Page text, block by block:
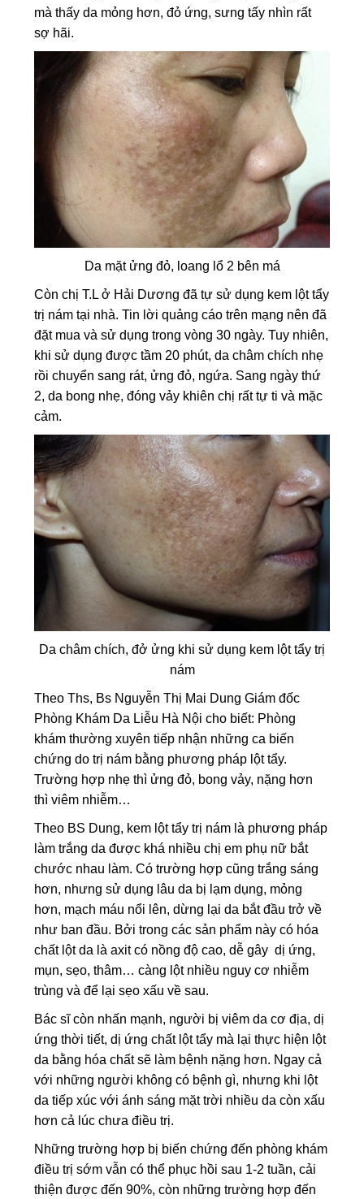
mà thấy da mỏng hơn, đỏ ứng, sưng tấy nhìn rất
sợ hãi.
Da mặt ửng đỏ, loang lổ 2 bên má
Còn chị T.L ở Hải Dương đã tự sử dụng kem lột tẩy
trị nám tại nhà. Tin lời quảng cáo trên mạng nên đã
đặt mua và sử dụng trong vòng 30 ngày. Tuy nhiên,
khi sử dụng được tầm 20 phút, da châm chích nhẹ
rồi chuyển sang rát, ửng đỏ, ngứa. Sang ngày thứ
2, da bong nhẹ, đóng vảy khiên chị rất tự ti và mặc
cảm.
Da châm chích, đở ửng khi sử dụng kem lột tẩy trị
nám
Theo Ths, Bs Nguyễn Thị Mai Dung Giám đốc
Phòng Khám Da Liễu Hà Nội cho biết: Phòng
khám thường xuyên tiếp nhận những ca biến
chứng do trị nám bằng phương pháp lột tẩy.
Trường hợp nhẹ thì ửng đỏ, bong vảy, nặng hơn
thì viêm nhiễm…
Theo BS Dung, kem lột tẩy trị nám là phương pháp
làm trắng da được khá nhiều chị em phụ nữ bắt
chước nhau làm. Có trường hợp cũng trắng sáng
hơn, nhưng sử dụng lâu da bị lạm dụng, mỏng
hơn, mạch máu nổi lên, dừng lại da bắt đầu trở về
như ban đầu. Bởi trong các sản phẩm này có hóa
chất lột da là axit có nồng độ cao, dễ gây dị ứng,
mụn, sẹo, thâm… càng lột nhiều nguy cơ nhiễm
trùng và để lại sẹo xấu về sau.
Bác sĩ còn nhấn mạnh, người bị viêm da cơ địa, dị
ứng thời tiết, dị ứng chất lột tẩy mà lại thực hiện lột
da bằng hóa chất sẽ làm bệnh nặng hơn. Ngay cả
với những người không có bệnh gì, nhưng khi lột
da tiếp xúc với ánh sáng mặt trời nhiều da còn xấu
hơn cả lúc chưa điều trị.
Những trường hợp bị biến chứng đến phòng khám
điều trị sớm vẫn có thể phục hồi sau 1-2 tuần, cải
thiện được đến 90%, còn những trường hợp đến